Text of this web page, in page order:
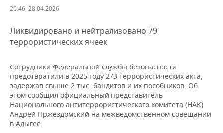
ДЕКЛАРАЦИИ О ДОХОДАХ
КОРОЛИ ГОСЗАКАЗА ПФО
ВУЗЫ ТАТАРСТАНА
КОМУ ПРИНАДЛЕЖАТ
ТОРГОВЫЕ ЦЕНТРЫ
ТАТАРСТАНА
НОВОСТИ ЭКОНОМИКИ
ФИНАНСЫ
БАНКИ
БЮДЖЕТ
ПРОМЫШЛЕННОСТЬ
НОВОСТИ
ПРОМЫШЛЕННОСТИ
АГРОПРОМ
МАШИНОСТРОЕНИЕ
НЕДВИЖИМОСТЬ
НОВОСТИ НЕДВИЖИМОСТИ
АВТО
НОВОСТИ АВТО
БИЗНЕС
20:46, 28.04.2026
Ликвидировано и нейтрализовано 79
террористических ячеек
Сотрудники Федеральной службы безопасности
предотвратили в 2025 году 273 террористических акта,
задержав свыше 2 тыс. бандитов и их пособников. Об
этом сообщил официальный представитель
Национального антитеррористического комитета (НАК)
Андрей Пржездомский на межведомственном совещании
в Адыгее.